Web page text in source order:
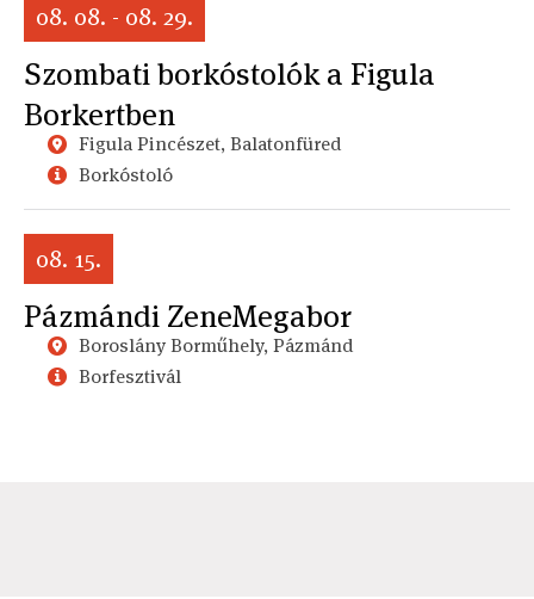
08. 08. - 08. 29.
Szombati borkóstolók a Figula
Borkertben
Figula Pincészet, Balatonfüred
Borkóstoló
08. 15.
Pázmándi ZeneMegabor
Boroslány Borműhely, Pázmánd
Borfesztivál